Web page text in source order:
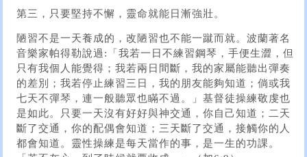
第三，只要堅持不懈，靈命就能日漸強壯。
陋習不是一天養成的，改陋習也不能一蹴而就。波蘭著名
音樂家帕得勒說過:「我若一日不練習鋼琴，手便生澀，但
只有我個人能覺得；我若兩日間斷，我的家屬能聽出彈奏
的差別；我若停止練習三日，我的朋友能夠知道；倘或我
七天不彈琴，連一般聽眾也瞞不過。」基督徒操練敬虔也
是如此。只要一天沒有好好與神交通，你自己知道；二天
斷了交通，你的配偶會知道；三天斷了交通，接觸你的人
都會知道。靈性操練是每天當作的事，是一生的功課。